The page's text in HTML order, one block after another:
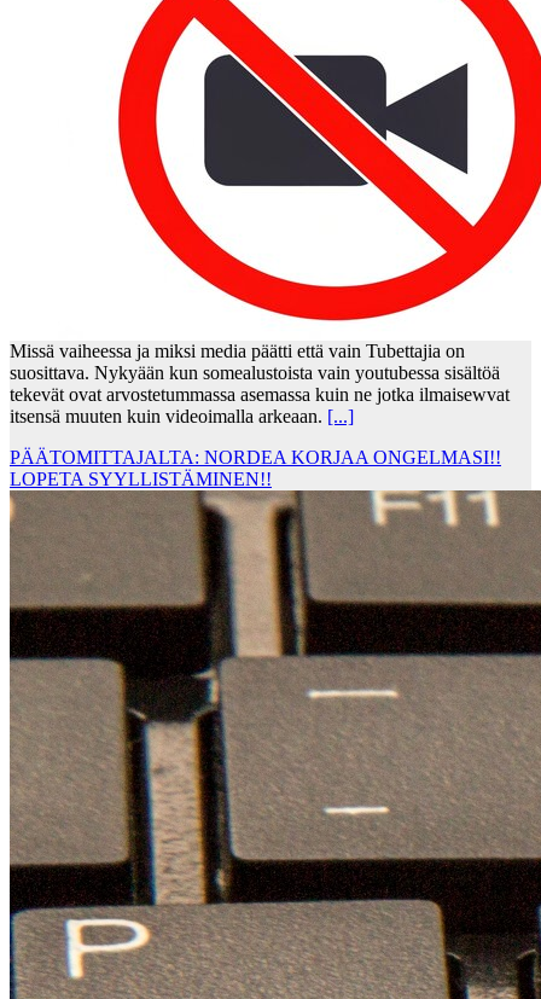
Missä vaiheessa ja miksi media päätti että vain Tubettajia on
suosittava. Nykyään kun somealustoista vain youtubessa sisältöä
tekevät ovat arvostetummassa asemassa kuin ne jotka ilmaisewvat
itsensä muuten kuin videoimalla arkeaan. [...]
PÄÄTOMITTAJALTA: NORDEA KORJAA ONGELMASI!!
LOPETA SYYLLISTÄMINEN!!